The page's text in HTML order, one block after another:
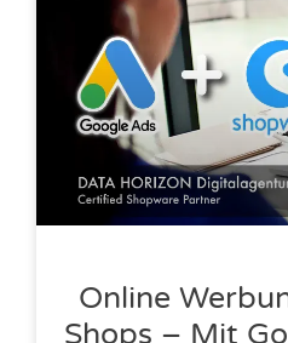
Online
Shops – Mit